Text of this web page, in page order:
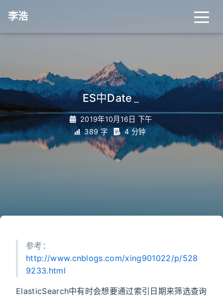
李浩
ES中Date_
2019年10月16日 下午
389 字
4 分钟
参考：
http://www.cnblogs.com/xing901022/p/528
9233.html
ElasticSearch中有时会想要通过索引日期来筛选查询